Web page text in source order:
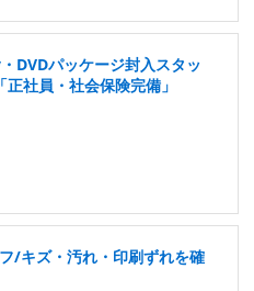
DVDパッケージ封入スタッ
社員・社会保険完備」
/キズ・汚れ・印刷ずれを確